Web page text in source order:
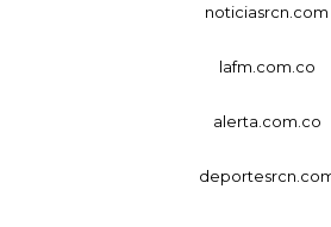
noticiasrcn.com
lafm.com.co
alerta.com.co